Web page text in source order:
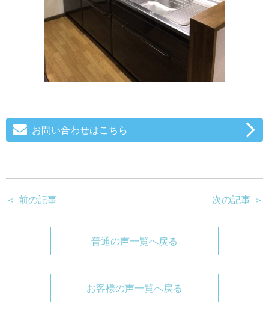
お問い合わせはこちら
＜ 前の記事 次の記事 ＞
普通の声一覧へ戻る
お客様の声一覧へ戻る